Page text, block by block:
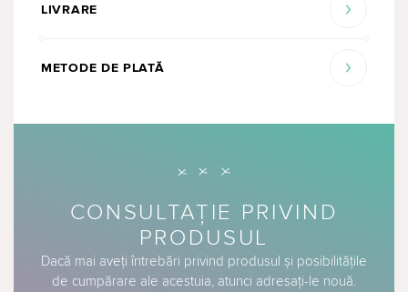
LIVRARE
METODE DE PLATĂ
CONSULTAȚIE PRIVIND
PRODUSUL
Dacă mai aveți întrebări privind produsul și posibilitățile
de cumpărare ale acestuia, atunci adresați-le nouă.